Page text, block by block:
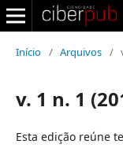
Início / Arquivos /
v. 1 n. 1
Esta edição reúne